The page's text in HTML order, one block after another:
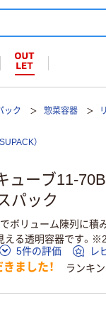
ック 惣菜容器
）
ューブ11-
パック
ボリューム陳列に積
える透明容器です。
5件の評価 レ
ました！ ランキ